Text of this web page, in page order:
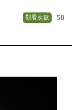
觀看次數 58